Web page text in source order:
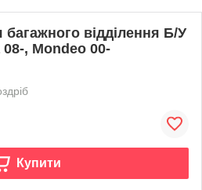
відділення Б/У
, Mondeo 00-
Купити